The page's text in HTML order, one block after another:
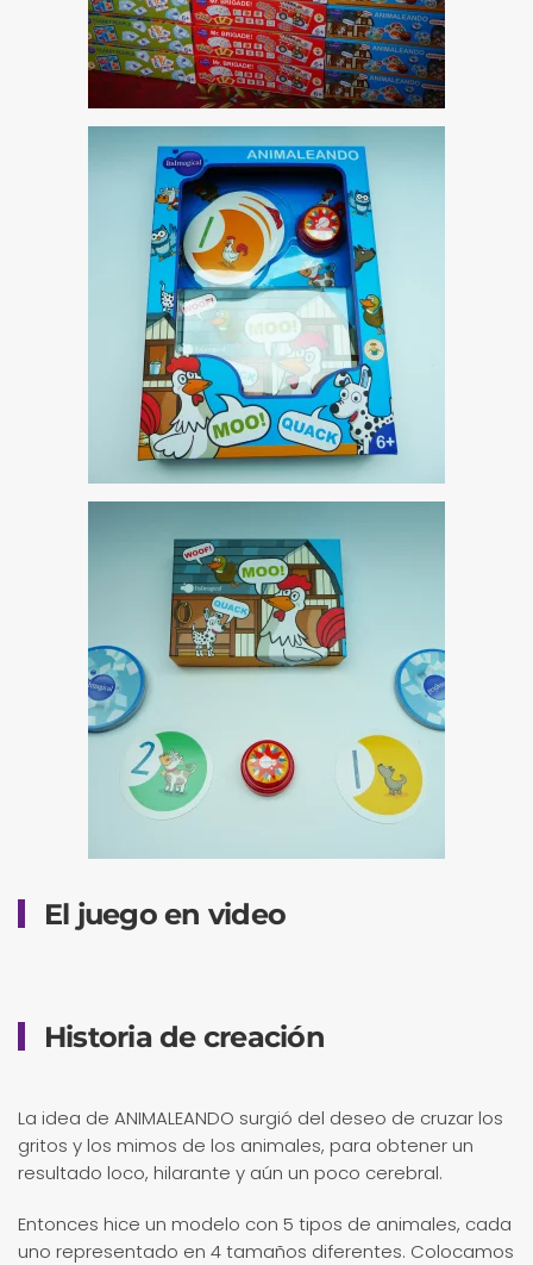
El juego en video
Historia de creación
La idea de ANIMALEANDO surgió del deseo de cruzar los
gritos y los mimos de los animales, para obtener un
resultado loco, hilarante y aún un poco cerebral.
Entonces hice un modelo con 5 tipos de animales, cada
uno representado en 4 tamaños diferentes. Colocamos